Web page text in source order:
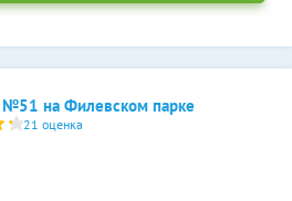
№51 на Филевском парке
21 оценка